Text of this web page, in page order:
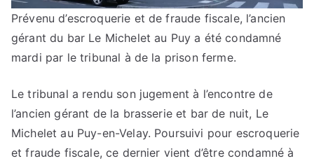
Prévenu d’escroquerie et de fraude fiscale, l’ancien
gérant du bar Le Michelet au Puy a été condamné
mardi par le tribunal à de la prison ferme.
Le tribunal a rendu son jugement à l’encontre de
l’ancien gérant de la brasserie et bar de nuit, Le
Michelet au Puy-en-Velay. Poursuivi pour escroquerie
et fraude fiscale, ce dernier vient d’être condamné à